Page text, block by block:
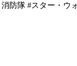
防隊 #スター・ウ